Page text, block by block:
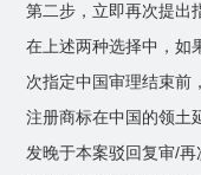
第二步，立即再次提出
在上述两种选择中，如
次指定中国审理结束前
注册商标在中国的领土
发晚于本案驳回复审/